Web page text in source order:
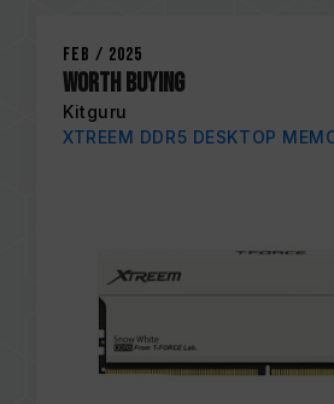
Feb / 2025
Worth Buying
Kitguru
XTREEM DDR5 DESKTOP